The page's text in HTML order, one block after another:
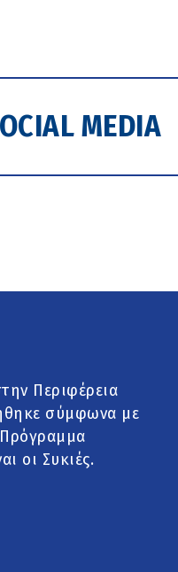
MEDIA
Περιφέρεια
σύμφωνα με
Πρόγραμμα
οι Συκιές.